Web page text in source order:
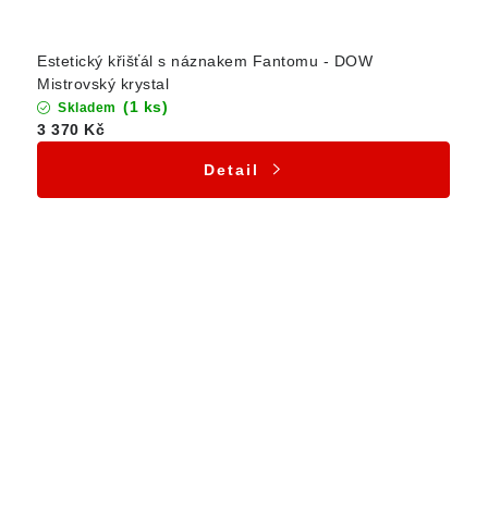
Estetický křišťál s náznakem Fantomu - DOW
Mistrovský krystal
Skladem (1 ks)
3 370 Kč
Detail